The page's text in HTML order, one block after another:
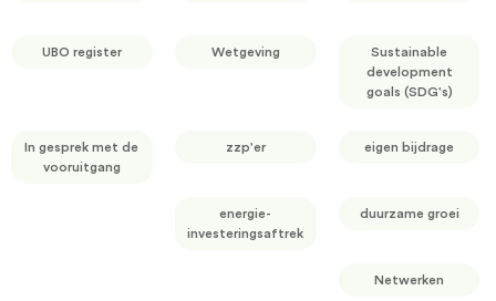
UBO register Wetgeving
Sustainable
development
goals (SDG's)
In gesprek met de
vooruitgang
zzp'er eigen bijdrage
energie-
investeringsaftrek
duurzame groei
Netwerken